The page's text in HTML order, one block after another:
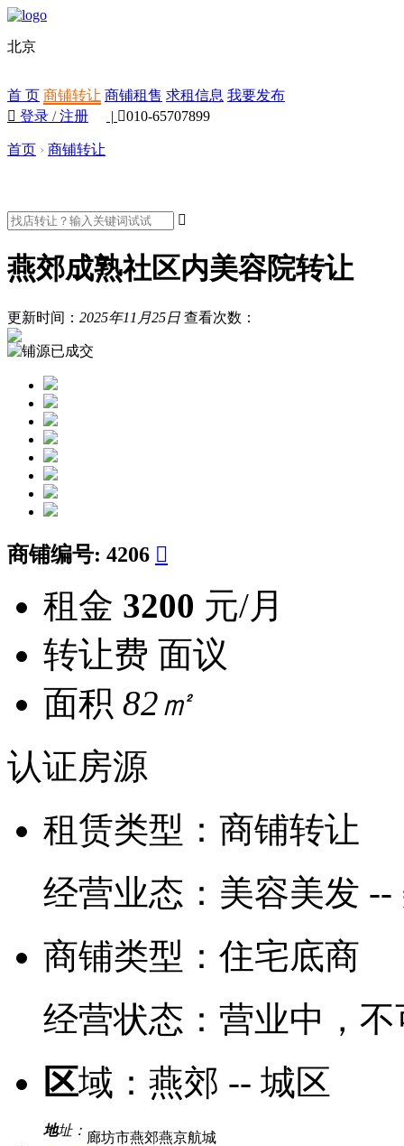
北京
首 页 商铺转让 商铺租售 求租信息 我要发布
 登录 /注册 | 010-65707899
首页 › 商铺转让

燕郊成熟社区内美容院转让
更新时间： 2025年11月25日 查看次数：
商铺编号: 4206 
租金 3200 元/月
转让费 面议
面积 82㎡
认证房源
租赁类型： 商铺转让
经营业态： 美容美发 --
商铺类型： 住宅底商
经营状态： 营业中，
区域： 燕郊 -- 城区
地址： 廊坊市燕郊燕京航城